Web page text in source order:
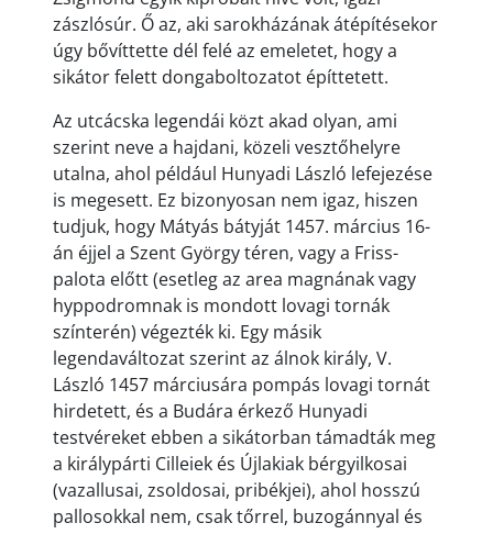
zászlósúr. Ő az, aki sarokházának átépítésekor
úgy bővíttette dél felé az emeletet, hogy a
sikátor felett dongaboltozatot építtetett.
Az utcácska legendái közt akad olyan, ami
szerint neve a hajdani, közeli vesztőhelyre
utalna, ahol például Hunyadi László lefejezése
is megesett. Ez bizonyosan nem igaz, hiszen
tudjuk, hogy Mátyás bátyját 1457. március 16-
án éjjel a Szent György téren, vagy a Friss-
palota előtt (esetleg az area magnának vagy
hyppodromnak is mondott lovagi tornák
színterén) végezték ki. Egy másik
legendaváltozat szerint az álnok király, V.
László 1457 márciusára pompás lovagi tornát
hirdetett, és a Budára érkező Hunyadi
testvéreket ebben a sikátorban támadták meg
a királypárti Cilleiek és Újlakiak bérgyilkosai
(vazallusai, zsoldosai, pribékjei), ahol hosszú
pallosokkal nem, csak tőrrel, buzogánnyal és